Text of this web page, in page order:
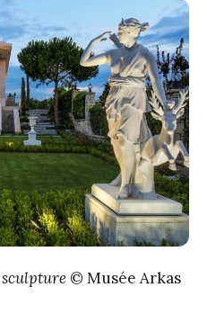
sculpture © Musée Arkas